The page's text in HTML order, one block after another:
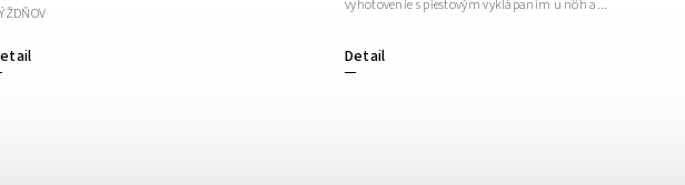
Detail
vyhotovenie s piestovým vyklápaním u nôh a...